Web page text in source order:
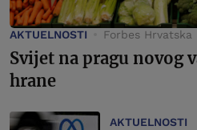
AKTUELNOSTI Forbes Hrvatska
Svijet na pragu novog
hrane
AKTUELNOSTI